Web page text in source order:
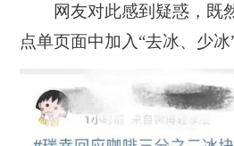
网友对此感到疑惑，既
点单页面中加入“去冰、少冰